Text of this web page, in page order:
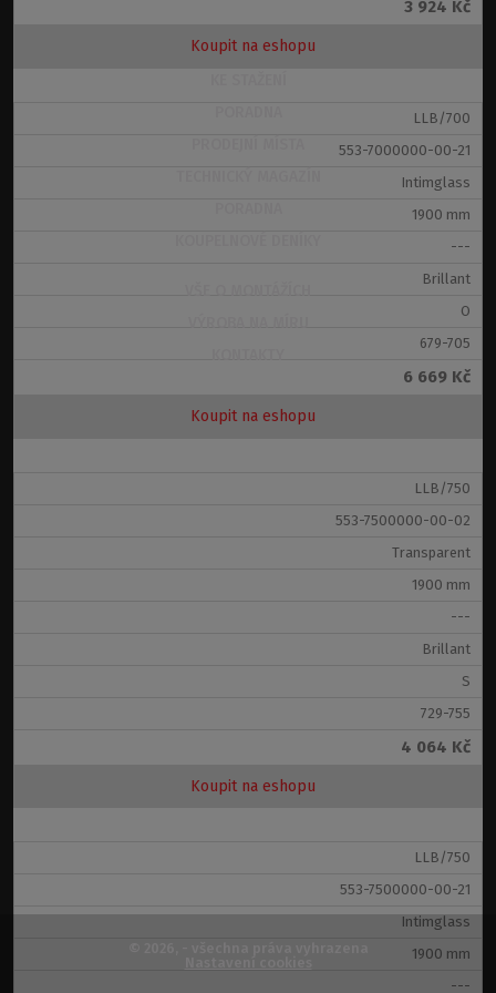
3 924 Kč
Koupit na eshopu
LLB/700
553-7000000-00-21
Intimglass
1900 mm
---
Brillant
O
679-705
6 669 Kč
Koupit na eshopu
LLB/750
553-7500000-00-02
Transparent
1900 mm
---
Brillant
S
729-755
4 064 Kč
Koupit na eshopu
LLB/750
553-7500000-00-21
Intimglass
1900 mm
---
s nízkými cenami!